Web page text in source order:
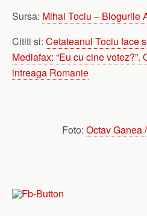
Sursa: Mihai Tociu – Blogurile
Cititi si: Cetateanul Tociu face
Mediafax: “Eu cu cine votez?”.
intreaga Romanie
Foto: Octav Ganea